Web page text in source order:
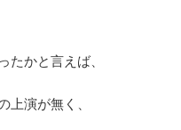
たかと言えば、
上演が無く、